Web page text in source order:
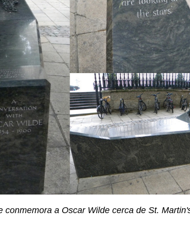
conmemora a Oscar Wilde cerca de St.